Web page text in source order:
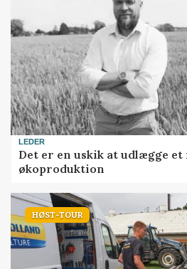
LEDER
Det er en uskik at udlægge
økoproduktion
HØST-TOUR